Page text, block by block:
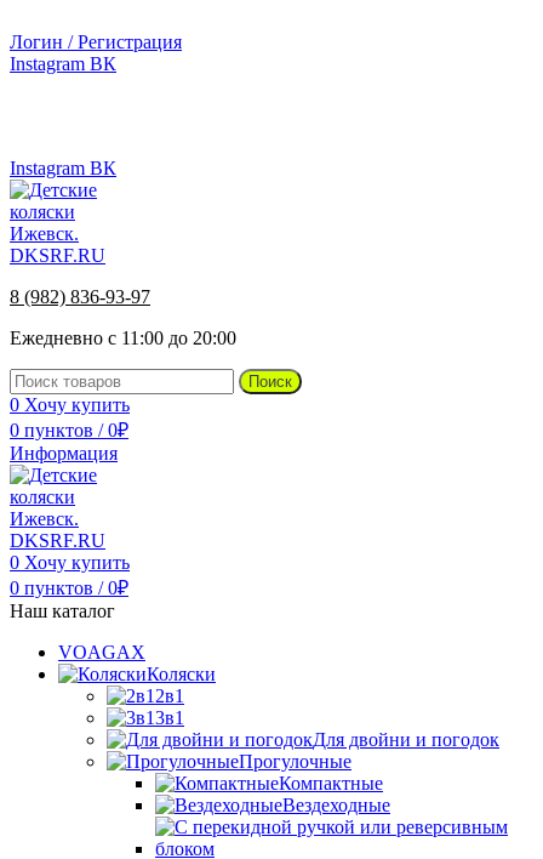
Логин / Регистрация
Instagram ВК
Instagram ВК
8 (982) 836-93-97
Ежедневно с 11:00 до 20:00
Поиск
0 Хочу купить
0 пунктов / 0₽
Информация
0 Хочу купить
0 пунктов / 0₽
Наш каталог
VOAGAX
Коляски
2в1
3в1
Для двойни и погодок
Прогулочные
Компактные
Вездеходные